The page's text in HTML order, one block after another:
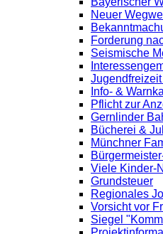
Neuer
Forderung
Seismische
Info- &
Pflicht zur
Gernlinder
Bücherei &
Münchner
Viele Kinder-
Grundsteuer
Regionales
Vorsicht vor
Siegel